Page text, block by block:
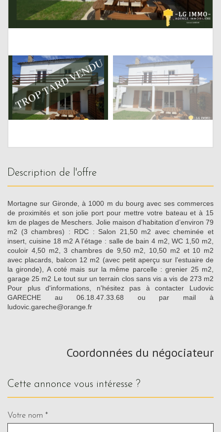
description de l'offre
Mortagne sur Gironde, à 1000 m du bourg avec ses commerces
de proximités et son jolie port pour mettre votre bateau et à 15
km de plages de Meschers. Jolie maison d’habitation d’environ 79
m2 (3 chambres) : RDC : Salon 21,50 m2 avec cheminée et
insert, cuisine 18 m2 A l’étage : salle de bain 4 m2, WC 1,50 m2,
couloir 4,50 m2, 3 chambres de 9,50 m2, 10,50 m2 et 10 m2
avec placards, balcon 12 m2 (avec petit aperçu sur l'estuaire de
la gironde), A coté mais sur la même parcelle : grenier 25 m2,
garage 25 m2 Le tout sur un terrain clos sans vis a vis de 273 m2
Pour plus d'informations, n'hésitez pas à contacter Ludovic
GARECHE au 06.18.47.33.68 ou par mail à
ludovic.gareche@orange.fr
Coordonnées du négociateur
cette annonce vous intéresse ?
Votre nom *